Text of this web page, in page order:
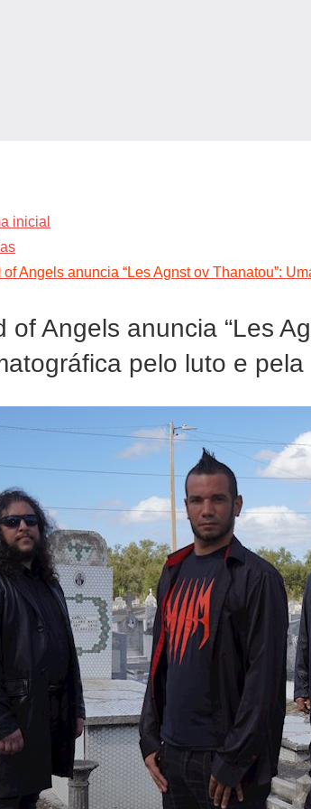
inicial
of Angels anuncia “Les Agnst ov Thanatou”:
of Angels anuncia “Les
pelo luto e pela